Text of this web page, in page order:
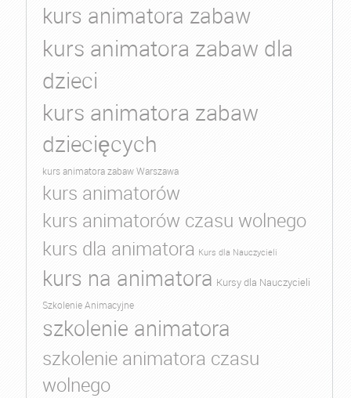
kurs animatora zabaw
kurs animatora zabaw dla
dzieci
kurs animatora zabaw
dziecięcych
kurs animatora zabaw Warszawa
kurs animatorów
kurs animatorów czasu wolnego
kurs dla animatora Kurs dla Nauczycieli
kurs na animatora Kursy dla Nauczycieli
Szkolenie Animacyjne
szkolenie animatora
szkolenie animatora czasu
wolnego